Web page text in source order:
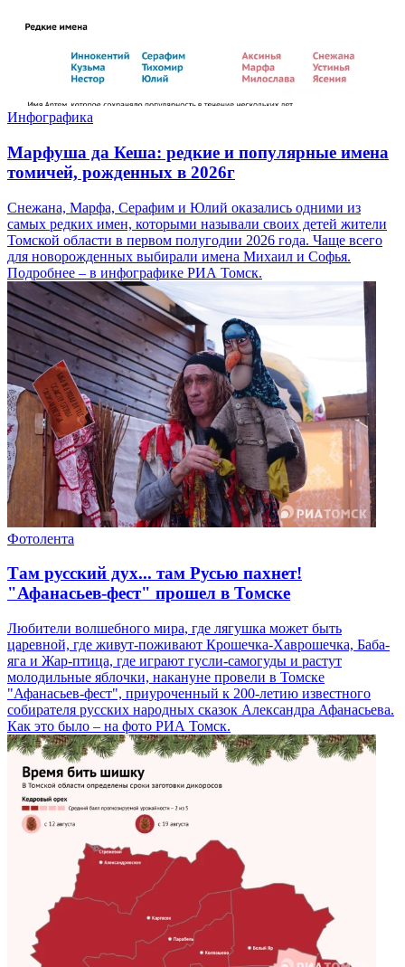
Инфографика
Марфуша да Кеша: редкие и популярные имена
томичей, рожденных в 2026г
Снежана, Марфа, Серафим и Юлий оказались одними из
самых редких имен, которыми называли своих детей жители
Томской области в первом полугодии 2026 года. Чаще всего
для новорожденных выбирали имена Михаил и Софья.
Подробнее – в инфографике РИА Томск.
Фотолента
Там русский дух... там Русью пахнет!
"Афанасьев-фест" прошел в Томске
Любители волшебного мира, где лягушка может быть
царевной, где живут-поживают Крошечка-Хаврошечка, Баба-
яга и Жар-птица, где играют гусли-самогуды и растут
молодильные яблочки, накануне провели в Томске
"Афанасьев-фест", приуроченный к 200-летию известного
собирателя русских народных сказок Александра Афанасьева.
Как это было – на фото РИА Томск.